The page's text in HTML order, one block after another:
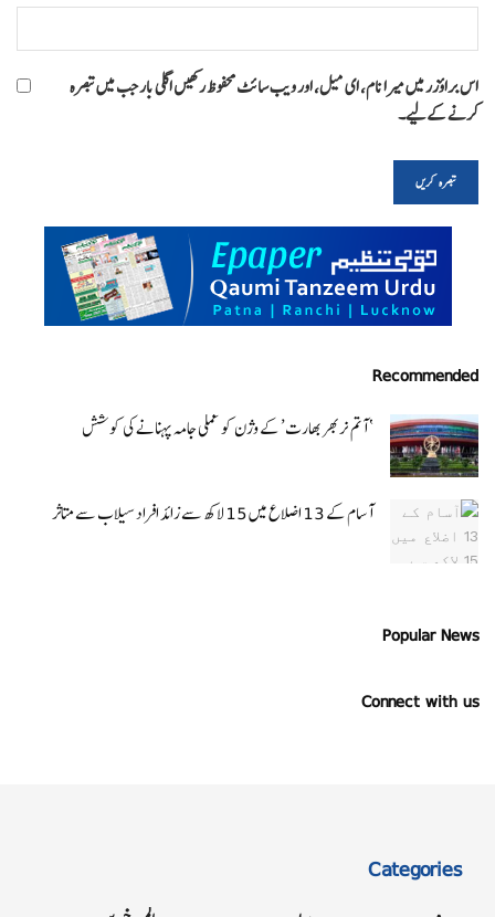
اس براؤزر میں میرا نام، ای میل، اور ویب سائٹ محفوظ رکھیں اگلی بار جب میں تبصرہ
کرنے کےلیے۔
Recommended
‘ آتم نربھر بھارت’ کے وژن کو عملی جامہ پہنانے کی کوشش
آسام کے 13 اضلاع میں 15 لاکھ سے زائد افراد سیلاب سے متاثر
Popular News
Connect with us
Categories